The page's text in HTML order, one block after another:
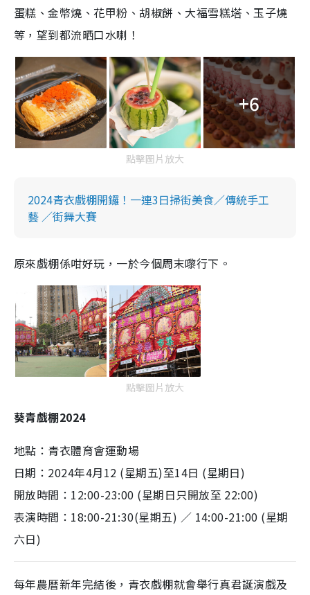
蛋糕、金幣燒、花甲粉、胡椒餅、大福雪糕塔、玉子燒
等，望到都流晒口水喇！
+6
點擊圖片放大
2024青衣戲棚開鑼！一連3日掃街美食／傳統手工
藝 ／街舞大賽
原來戲棚係咁好玩，一於今個周末嚟行下。
點擊圖片放大
葵青戲棚2024
地點：青衣體育會運動場
日期：2024年4月12 (星期五)至14日 (星期日)
開放時間：12:00-23:00 (星期日只開放至 22:00)
表演時間：18:00-21:30(星期五) ／ 14:00-21:00 (星期
六日)
每年農暦新年完結後，青衣戲棚就會舉行真君誕演戲及